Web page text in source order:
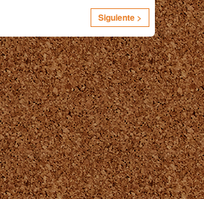
Siguiente >